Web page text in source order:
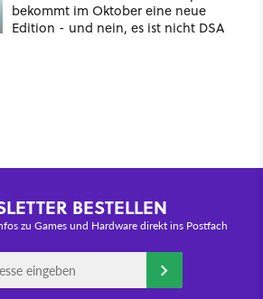
bekommt im Oktober eine neue
Edition - und nein, es ist nicht DSA
BESTELLEN
zu Games und Hardware direkt ins Postfach